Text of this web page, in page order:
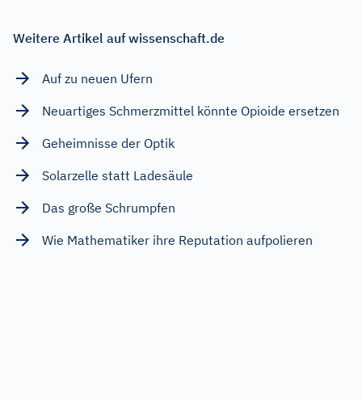
Weitere Artikel auf wissenschaft.de
Auf zu neuen Ufern
Neuartiges Schmerzmittel könnte Opioide ersetzen
Geheimnisse der Optik
Solarzelle statt Ladesäule
Das große Schrumpfen
Wie Mathematiker ihre Reputation aufpolieren